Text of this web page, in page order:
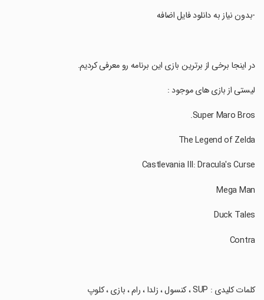
‏-بدون نیاز به دانلود فایل اضافه
‏در اینجا برخی از برترین بازی این برنامه رو معرفی کردیم.
‏لیستی از بازی های موجود :
‏کلمات کلیدی : SUP ، کنسول ، زلدا ، رام ، بازی ، کلوپ